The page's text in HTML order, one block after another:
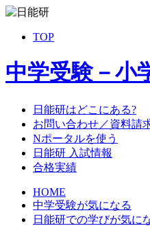
TOP
中学受験－小
日能研はどこにある?
お問い合わせ／資料請
Nポータルを使う
日能研 入試情報
合格実績
HOME
中学受験が気になる
日能研での学びが気に